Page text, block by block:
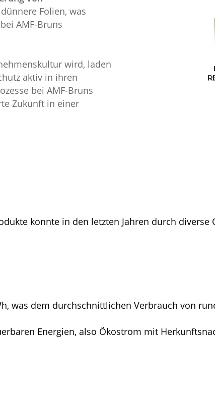
Folien, was
AMF-Bruns
wird, laden
aktiv in ihren
bei AMF-Bruns
Zukunft in einer
konnte in den letzten Jahren durch diverse
was dem durchschnittlichen Verbrauch von
Energien, also Ökostrom mit